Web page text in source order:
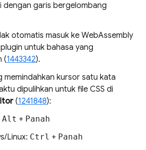
dengan garis bergelombang
otomatis masuk ke WebAssembly
untuk bahasa yang
(1443342).
memindahkan kursor satu kata
dipulihkan untuk file CSS di
(1241848):
Alt + Panah
Linux: Ctrl + Panah